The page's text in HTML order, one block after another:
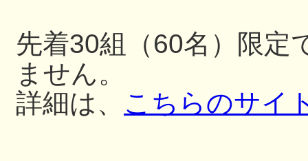
先着30組（60名）限定
ません。
詳細は、 こちらのサイ